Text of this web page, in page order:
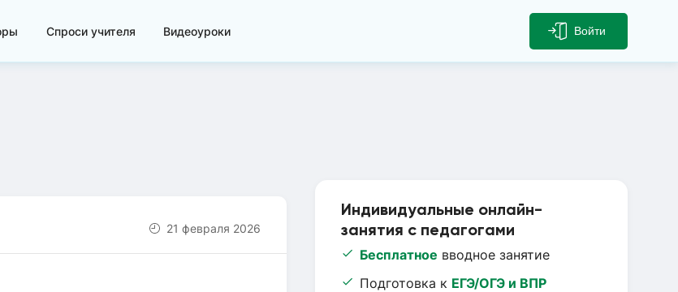
Спроси учителя Видеоуроки Войти
Индивидуальные онлайн-
занятия с педагогами
Бесплатное вводное занятие
Подготовка к ЕГЭ/ОГЭ и ВПР
21 февраля 2026